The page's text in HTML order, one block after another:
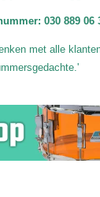
030 889 06
met alle